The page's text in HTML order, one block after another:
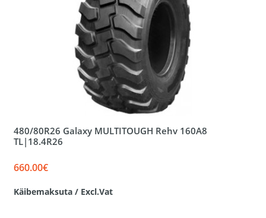
480/80R26 Galaxy MULTITOUGH Rehv 160A8
TL|18.4R26
660.00€
Käibemaksuta / Excl.Vat